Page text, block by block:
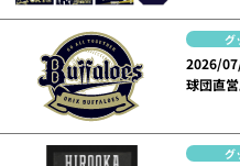
グ
2026/
球団直
グ